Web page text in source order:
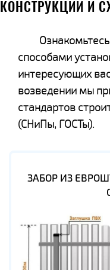
КОНСТРУКЦИИ И
способами
интересующих
возведении мы
стандартов
(СНиПы, ГОСТы).
ЗАБОР ИЗ